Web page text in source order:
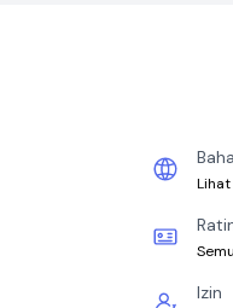
Lihat
Izin